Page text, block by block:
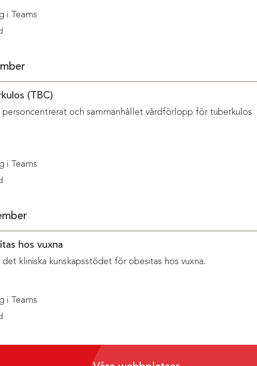
i Teams
(TBC)
personcentrerat och sammanhållet vårdförlopp för tuberkulos
i Teams
hos vuxna
kliniska kunskapsstödet för obesitas hos vuxna.
i Teams